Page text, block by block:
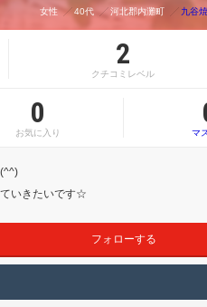
女性 40代 河北郡内灘町 九谷焼
2
クチコミレベル
0
お気に入り マ
いきたいです☆
フォローする